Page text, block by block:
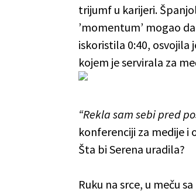
trijumf u karijeri.
’momentum’ mogao
iskoristila 0:40, osvojila
kojem je servirala za
“Rekla sam sebi pred
konferenciji za medije i
Šta bi Serena uradila?
Ruku na srce, u meču